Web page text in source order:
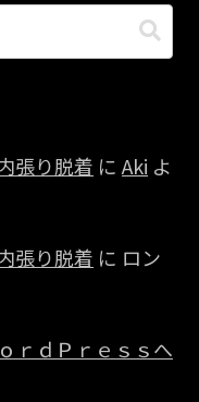
張り脱着 に Aki よ
張り脱着 に ロン
ｒｄＰｒｅｓｓへ